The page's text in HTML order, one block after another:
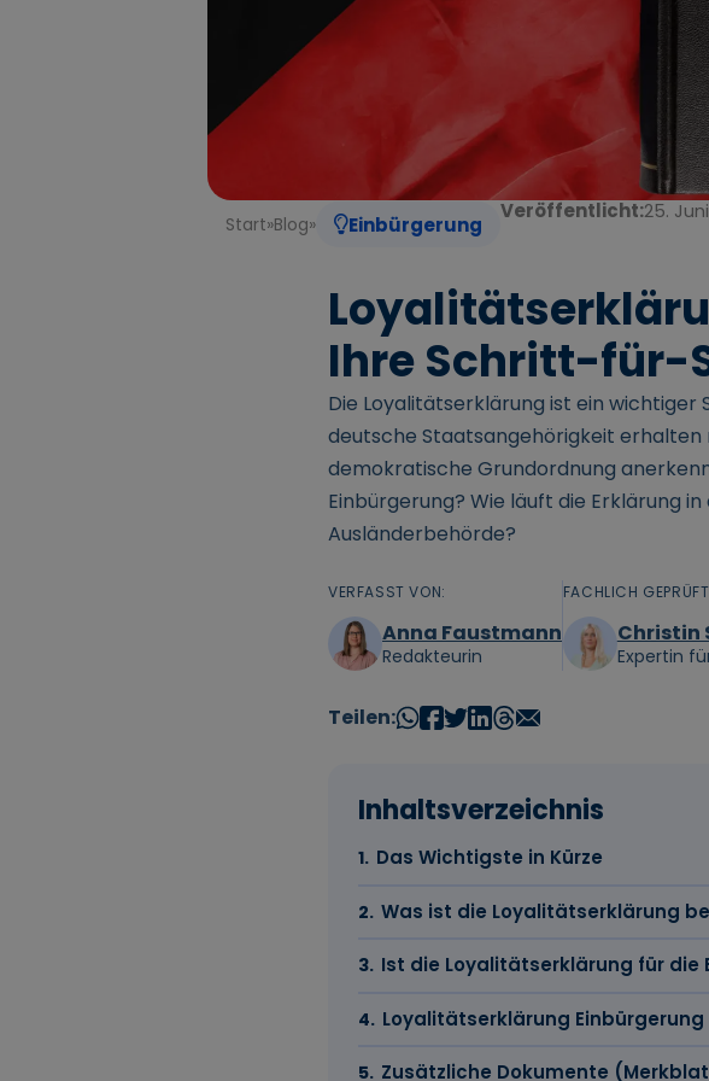
Start»Blog» Einbürgerung
Veröffentlicht:25.
Ihre Schritt-
Die Loyalitätserklärung ist ein wichtiger
deutsche Staatsangehörigkeit
demokratische Grundordnung
Einbürgerung? Wie läuft die Erklärung
Ausländerbehörde?
VERFASST VON:
Anna Faustmann
Redakteurin
FACHLICH
Christin
Expertin
Teilen:
Inhaltsverzeichnis
Das Wichtigste in Kürze
Was ist die Loyalitätserklärung
Ist die Loyalitätserklärung für die
Loyalitätserklärung
Zusätzliche Dokumente